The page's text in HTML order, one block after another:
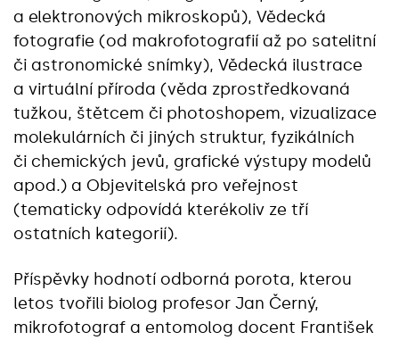
a elektronových mikroskopů), Vědecká
fotografie (od makrofotografií až po satelitní
či astronomické snímky), Vědecká ilustrace
a virtuální příroda (věda zprostředkovaná
tužkou, štětcem či photoshopem, vizualizace
molekulárních či jiných struktur, fyzikálních
či chemických jevů, grafické výstupy modelů
apod.) a Objevitelská pro veřejnost
(tematicky odpovídá kterékoliv ze tří
ostatních kategorií).
Příspěvky hodnotí odborná porota, kterou
letos tvořili biolog profesor Jan Černý,
mikrofotograf a entomolog docent František